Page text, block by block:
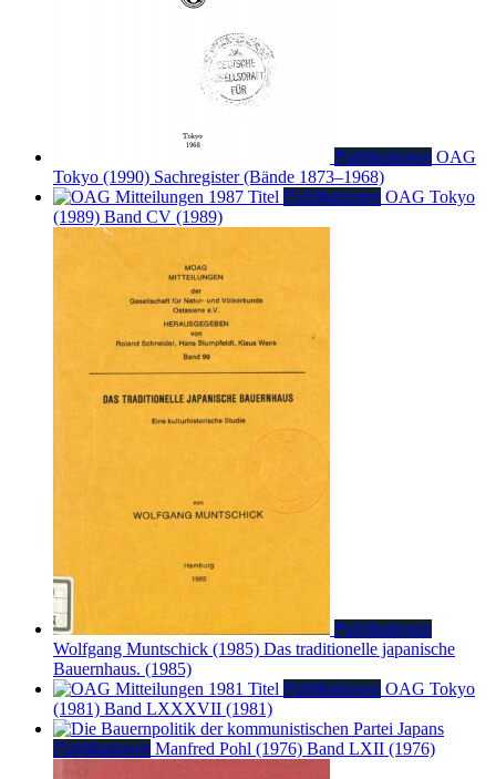
Publikationen OAG
Tokyo (1990) Sachregister (Bände 1873–1968)
Publikationen OAG Tokyo
(1989) Band CV (1989)
Publikationen
Wolfgang Muntschick (1985) Das traditionelle japanische
Bauernhaus. (1985)
Publikationen OAG Tokyo
(1981) Band LXXXVII (1981)
Publikationen Manfred Pohl (1976) Band LXII (1976)